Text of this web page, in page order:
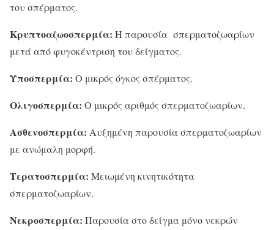
του σπέρματος.
Κρυπτοαζωοσπερμία: Η παρουσία σπερματοζωαρίων
μετά από φυγοκέντριση του δείγματος.
Υποσπερμία: Ο μικρός όγκος σπέρματος.
Ολιγοσπερμία: Ο μικρός αριθμός σπερματοζωαρίων.
Ασθενοσπερμία: Αυξημένη παρουσία σπερματοζωαρίων
με ανώμαλη μορφή.
Τερατοσπερμία: Μειωμένη κινητικότητα
σπερματοζωαρίων.
Νεκροσπερμία: Παρουσία στο δείγμα μόνο νεκρών